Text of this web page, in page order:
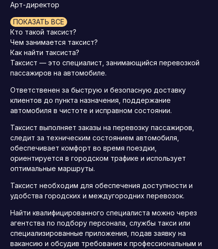
Арт-директор
ПОКАЗАТЬ ВСЕ
Кто такой таксист?
Чем занимается таксист?
Как найти таксиста?
Таксист — это специалист, занимающийся перевозкой
пассажиров на автомобиле.
Ответственен за быструю и безопасную доставку
клиентов до пункта назначения, поддержание
автомобиля в чистоте и исправном состоянии.
Таксист выполняет заказы на перевозку пассажиров,
следит за техническим состоянием автомобиля,
обеспечивает комфорт во время поездки,
ориентируется в городском трафике и использует
оптимальные маршруты.
Таксист необходим для обеспечения доступности и
удобства городских и междугородних перевозок.
Найти квалифицированного специалиста можно через
агентства по подбору персонала, службы такси или
специализированные приложения, подав заявку на
вакансию и обсудив требования к профессиональным и